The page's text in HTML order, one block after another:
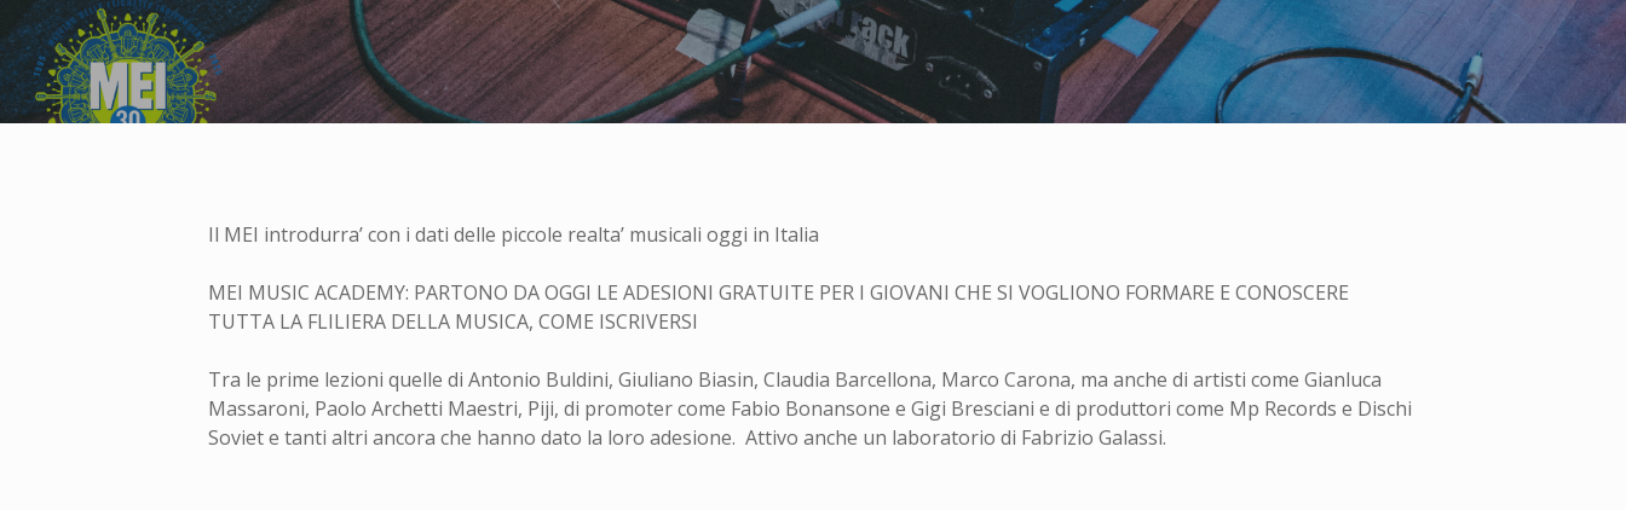
Il MEI introdurra’ con i dati delle piccole realta’ musicali oggi in Italia
MEI MUSIC ACADEMY: PARTONO DA OGGI LE ADESIONI GRATUITE PER I GIOVANI CHE SI VOGLIONO FORMARE E CONOSCERE
TUTTA LA FLILIERA DELLA MUSICA, COME ISCRIVERSI
Tra le prime lezioni quelle di Antonio Buldini, Giuliano Biasin, Claudia Barcellona, Marco Carona, ma anche di artisti come Gianluca
Massaroni, Paolo Archetti Maestri, Piji, di promoter come Fabio Bonansone e Gigi Bresciani e di produttori come Mp Records e Dischi
Soviet e tanti altri ancora che hanno dato la loro adesione. Attivo anche un laboratorio di Fabrizio Galassi.